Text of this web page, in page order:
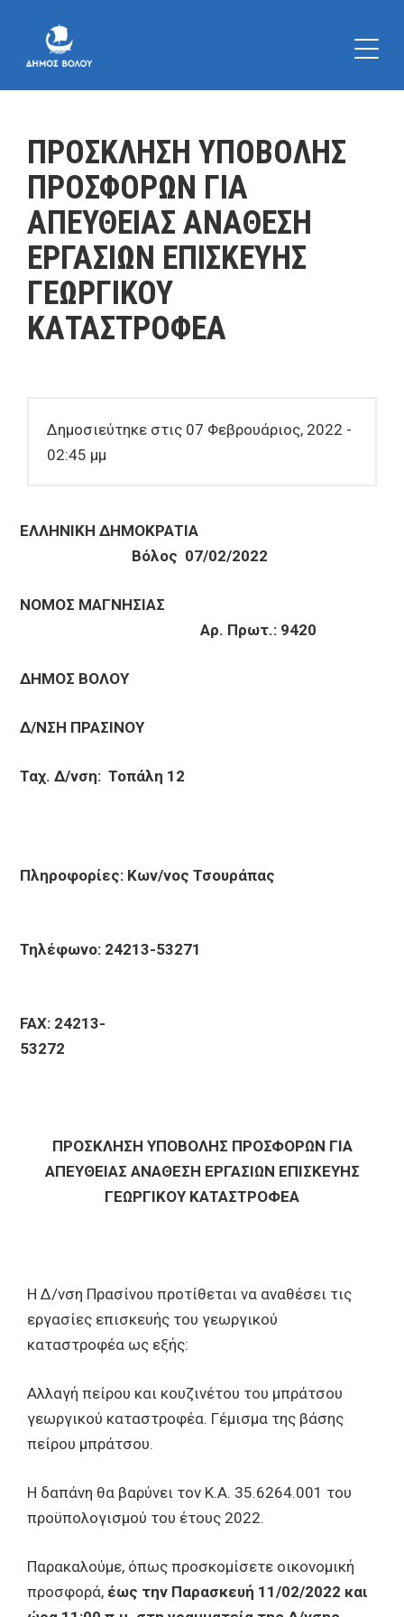
ΠΡΟΣΚΛΗΣΗ ΥΠΟΒΟΛΗΣ
ΠΡΟΣΦΟΡΩΝ ΓΙΑ
ΑΠΕΥΘΕΙΑΣ ΑΝΑΘΕΣΗ
ΕΡΓΑΣΙΩΝ ΕΠΙΣΚΕΥΗΣ
ΓΕΩΡΓΙΚΟΥ
ΚΑΤΑΣΤΡΟΦΕΑ
Δημοσιεύτηκε στις 07 Φεβρουάριος, 2022 -
02:45 μμ
ΕΛΛΗΝΙΚΗ ΔΗΜΟΚΡΑΤΙΑ
Βόλος 07/02/2022
ΝΟΜΟΣ ΜΑΓΝΗΣΙΑΣ
Αρ. Πρωτ.: 9420
ΔΗΜΟΣ ΒΟΛΟΥ
Δ/ΝΣΗ ΠΡΑΣΙΝΟΥ
Ταχ. Δ/νση: Τοπάλη 12
Πληροφορίες: Κων/νος Τσουράπας
Τηλέφωνο: 24213-53271
FAX: 24213-
53272
ΠΡΟΣΚΛΗΣΗ ΥΠΟΒΟΛΗΣ ΠΡΟΣΦΟΡΩΝ ΓΙΑ
ΑΠΕΥΘΕΙΑΣ ΑΝΑΘΕΣΗ ΕΡΓΑΣΙΩΝ ΕΠΙΣΚΕΥΗΣ
ΓΕΩΡΓΙΚΟΥ ΚΑΤΑΣΤΡΟΦΕΑ
Η Δ/νση Πρασίνου προτίθεται να αναθέσει τις
εργασίες επισκευής του γεωργικού
καταστροφέα ως εξής:
Αλλαγή πείρου και κουζινέτου του μπράτσου
γεωργικού καταστροφέα. Γέμισμα της βάσης
πείρου μπράτσου.
Η δαπάνη θα βαρύνει τον Κ.Α. 35.6264.001 του
προϋπολογισμού του έτους 2022.
Παρακαλούμε, όπως προσκομίσετε οικονομική
προσφορά, έως την Παρασκευή 11/02/2022 και